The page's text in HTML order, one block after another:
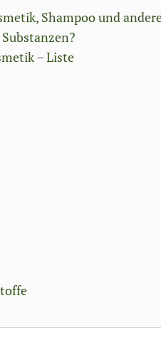
Shampoo und
– Liste